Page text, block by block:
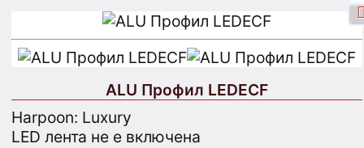
Фейсбук Вход
ALU Профил LEDECF
Harpoon: Luxury
LED лента не е включена